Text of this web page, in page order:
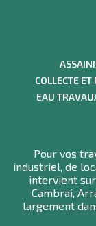
COLLECTE ET
EAU
Pour vos
industriel, de
intervient
Cambrai,
largement